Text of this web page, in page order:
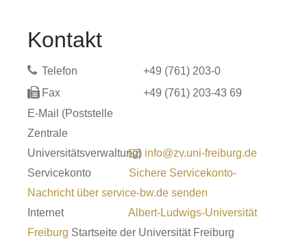
Kontakt
Telefon
+49 (761) 203-0
Fax
+49 (761) 203-43 69
E-Mail (Poststelle
Zentrale
Universitätsverwaltung) info@zv.uni-freiburg.de
Servicekonto
Sichere Servicekonto-
Nachricht über service-bw.de senden
Internet
Albert-Ludwigs-Universität
Freiburg Startseite der Universität Freiburg